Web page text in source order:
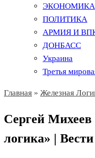
ЭКОНОМИКА
ПОЛИТИКА
АРМИЯ И
ДОНБАСС
Украина
Третья
Главная » Железная
Сергей
логика» |